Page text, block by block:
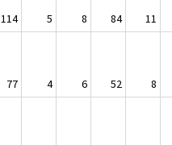
114 5 8 84
11
77
4 6 52
8